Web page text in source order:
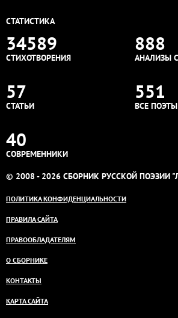
СТАТИСТИКА
34589
СТИХОТВОРЕНИЯ
888
АНАЛИЗЫ
57
СТАТЬИ
551
ВСЕ ПОЭТЫ
40
СОВРЕМЕННИКИ
© 2008 - 2026 СБОРНИК РУССКОЙ ПОЭЗИИ
ПОЛИТИКА КОНФИДЕНЦИАЛЬНОСТИ
ПРАВИЛА САЙТА
ПРАВООБЛАДАТЕЛЯМ
О СБОРНИКЕ
КОНТАКТЫ
КАРТА САЙТА